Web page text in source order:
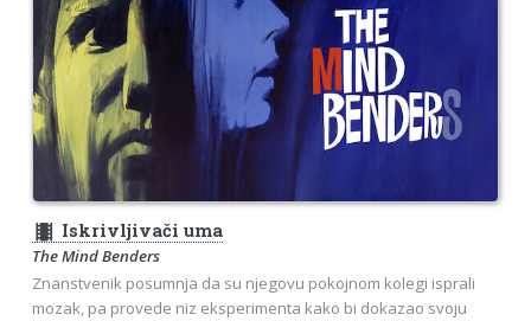
theaters Iskrivljivači uma
The Mind Benders
Znanstvenik posumnja da su njegovu pokojnom kolegi isprali
mozak, pa provede niz eksperimenta kako bi dokazao svoju